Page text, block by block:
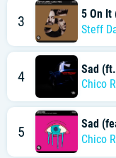
3
5 On It
Steff
4
Sad
Chico
5
Sad
Chico